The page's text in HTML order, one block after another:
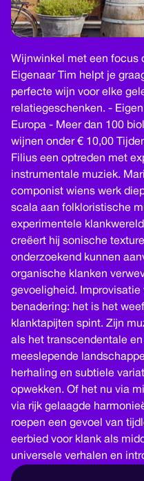
Wijnwinkel met een focus
Eigenaar Tim helpt je
perfecte wijn voor elke
relatiegeschenken. -
Europa - Meer dan 100
wijnen onder € 10,00
Filius een optreden met
instrumentale muziek.
componist wiens werk
scala aan folkloristische
experimentele
creëert hĳ sonische
onderzoekend kunnen
organische klanken
gevoeligheid. Improvisatie
benadering: het is het
klanktapĳten spint. Zĳn
als het transcendentale
meeslepende
herhaling en subtiele
opwekken. Of het nu via
via rĳk gelaagde
roepen een gevoel van
eerbied voor klank als
universele verhalen en